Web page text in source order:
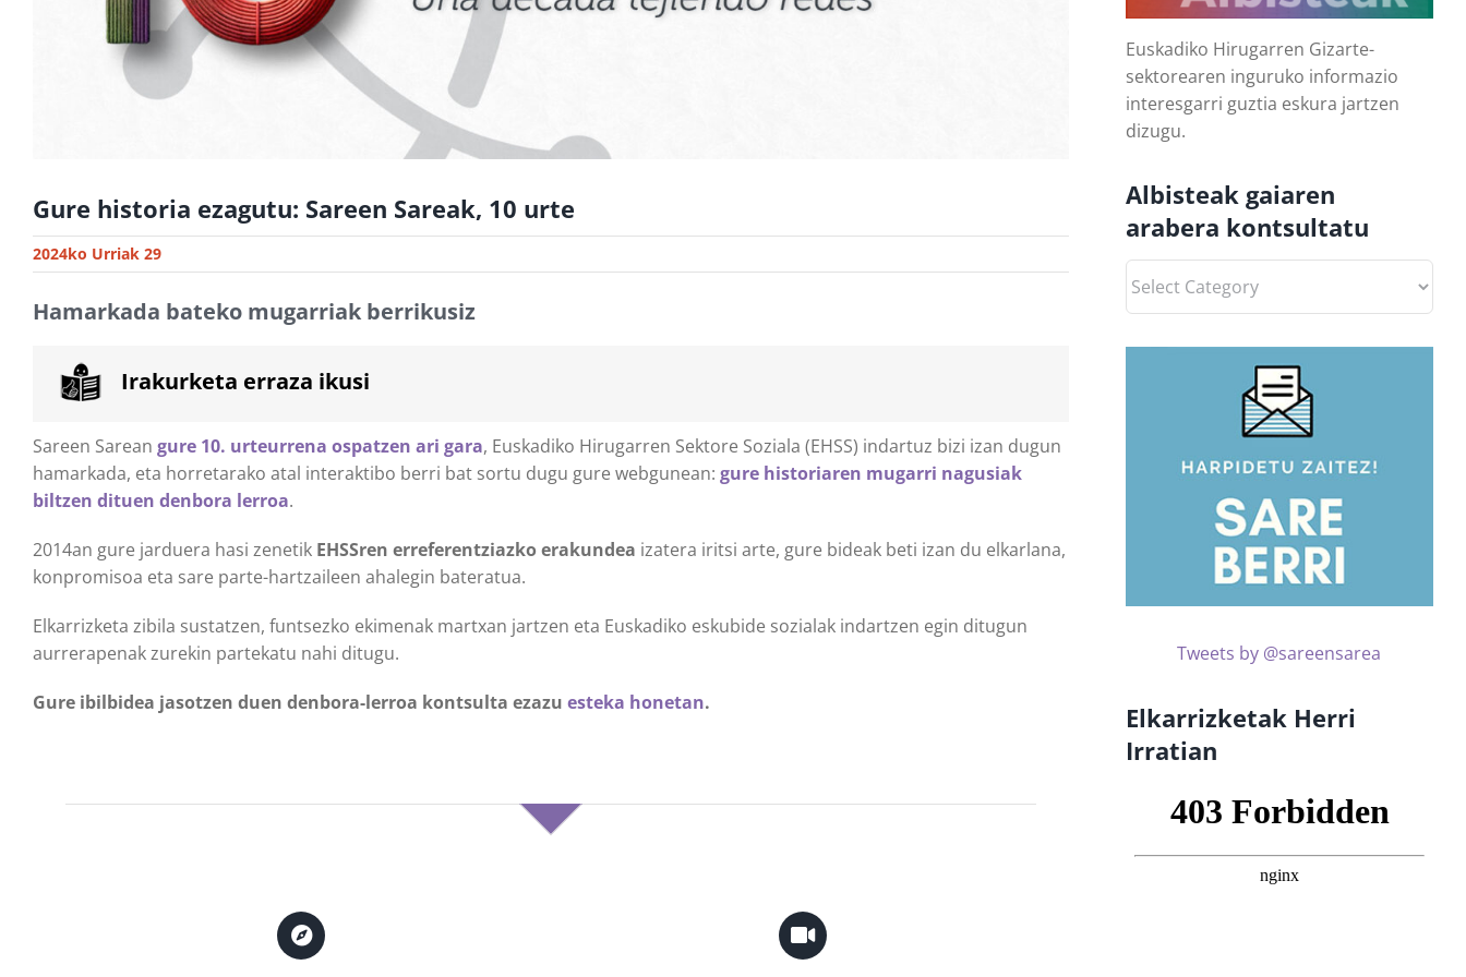
Gure historia ezagutu: Sareen Sareak, 10 urte
2024ko Urriak 29
Hamarkada bateko mugarriak berrikusiz
Irakurketa erraza ikusi
Sareen Sarean gure 10. urteurrena ospatzen ari gara, Euskadiko Hirugarren Sektore Soziala (EHSS) indartuz bizi izan dugun
hamarkada, eta horretarako atal interaktibo berri bat sortu dugu gure webgunean: gure historiaren mugarri nagusiak
biltzen dituen denbora lerroa.
2014an gure jarduera hasi zenetik EHSSren erreferentziazko erakundea izatera iritsi arte, gure bideak beti izan du elkarlana,
konpromisoa eta sare parte-hartzaileen ahalegin bateratua.
Elkarrizketa zibila sustatzen, funtsezko ekimenak martxan jartzen eta Euskadiko eskubide sozialak indartzen egin ditugun
aurrerapenak zurekin partekatu nahi ditugu.
Gure ibilbidea jasotzen duen denbora-lerroa kontsulta ezazu esteka honetan.
Euskadiko Hirugarren Gizarte-
sektorearen inguruko informazio
interesgarri guztia eskura jartzen
dizugu.
Albisteak gaiaren
arabera kontsultatu
gaiaren
kontsultatu
Tweets by @sareensarea
Elkarrizketak Herri
Irratian